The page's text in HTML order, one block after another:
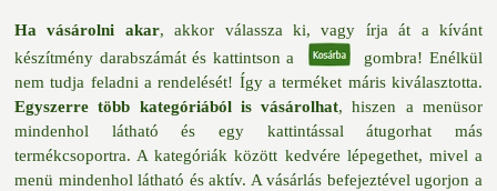
Ha vásárolni akar, akkor válassza ki, vagy írja át a kívánt
készítmény darabszámát és kattintson a
gombra! Enélkül
nem tudja feladni a rendelését! Így a terméket máris kiválasztotta.
Egyszerre több kategóriából is vásárolhat, hiszen a menüsor
mindenhol látható és egy kattintással átugorhat más
termékcsoportra. A kategóriák között kedvére lépegethet, mivel a
menü mindenhol látható és aktív. A vásárlás befejeztével ugorjon a